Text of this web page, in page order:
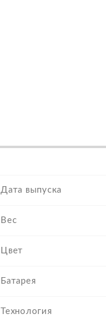
Дата выпуска
Вес
Цвет
Батарея
Технология